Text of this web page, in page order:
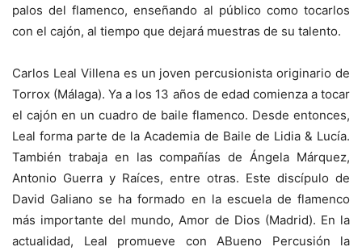
palos del flamenco, enseñando al público como tocarlos
con el cajón, al tiempo que dejará muestras de su talento.
Carlos Leal Villena es un joven percusionista originario de
Torrox (Málaga). Ya a los 13 años de edad comienza a tocar
el cajón en un cuadro de baile flamenco. Desde entonces,
Leal forma parte de la Academia de Baile de Lidia & Lucía.
También trabaja en las compañías de Ángela Márquez,
Antonio Guerra y Raíces, entre otras. Este discípulo de
David Galiano se ha formado en la escuela de flamenco
más importante del mundo, Amor de Dios (Madrid). En la
actualidad, Leal promueve con ABueno Percusión la